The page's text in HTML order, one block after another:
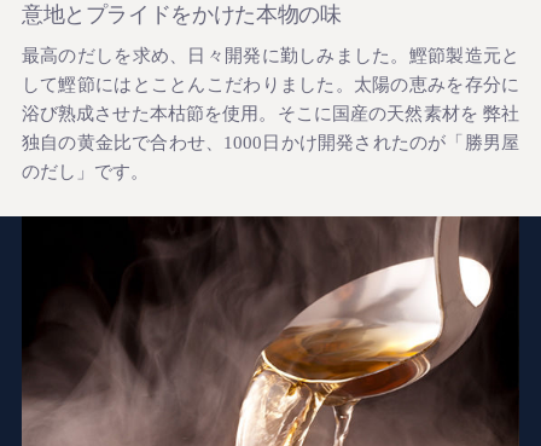
意地とプライドをかけた本物の味
最高のだしを求め、日々開発に勤しみました。鰹節製造元と
して鰹節にはとことんこだわりました。太陽の恵みを存分に
浴び熟成させた本枯節を使用。そこに国産の天然素材を 弊社
独自の黄金比で合わせ、1000日かけ開発されたのが「勝男屋
のだし」です。